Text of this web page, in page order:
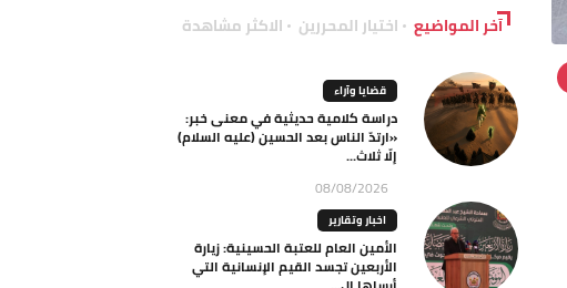
آخر المواضيع اختيار المحررين الاكثر مشاهدة
قضايا وآراء
دراسة كلامية حديثية في معنى خبر:
«ارتدّ الناس بعد الحسين (عليه السلام)
إلّا ثلاث...
08/08/2026
اخبار وتقارير
الأمين العام للعتبة الحسينية: زيارة
الأربعين تجسد القيم الإنسانية التي